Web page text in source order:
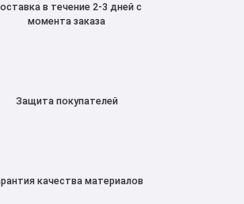
в течение 2-3 дней с
момента заказа
Защита покупателей
качества материалов